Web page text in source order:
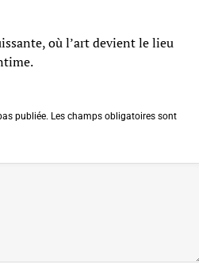
où l’art devient le lieu
publiée. Les champs obligatoires sont